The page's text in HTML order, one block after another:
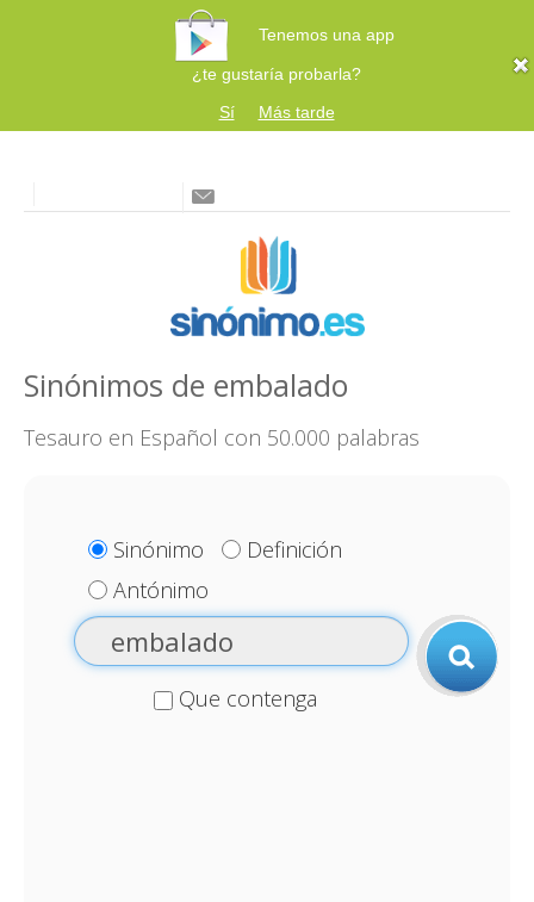
Tenemos una app
¿te gustaría probarla?
Sí
Más tarde
Sinónimos de embalado
Tesauro en Español con 50.000 palabras
Sinónimo
Definición
Antónimo
Que contenga